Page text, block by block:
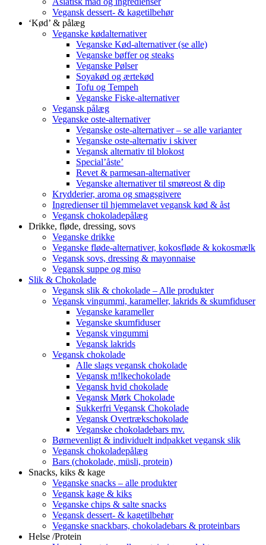
Vegansk dessert- & kagetilbehør
‘Kød’ & pålæg
Veganske kødalternativer
Veganske Kød-alternativer (se alle)
Veganske bøffer og steaks
Veganske Pølser
Soyakød og ærtekød
Tofu og Tempeh
Veganske Fiske-alternativer
Vegansk pålæg
Veganske oste-alternativer
Veganske oste-alternativer – se alle varianter
Veganske oste-alternativ i skiver
Vegansk alternativ til blokost
Special’åste’
Revet & parmesan-alternativer
Veganske alternativer til smøreost & dip
Krydderier, aroma og smagsgivere
Ingredienser til hjemmelavet vegansk kød & åst
Vegansk chokoladepålæg
Drikke, fløde, dressing, sovs
Veganske drikke
Veganske fløde-alternativer, kokosfløde & kokosmælk
Vegansk sovs, dressing & mayonnaise
Vegansk suppe og miso
Slik & Chokolade
Vegansk slik & chokolade – Alle produkter
Vegansk vingummi, karameller, lakrids & skumfiduser
Veganske karameller
Veganske skumfiduser
Vegansk vingummi
Vegansk lakrids
Vegansk chokolade
Alle slags vegansk chokolade
Vegansk m!lkechokolade
Vegansk hvid chokolade
Vegansk Mørk Chokolade
Sukkerfri Vegansk Chokolade
Vegansk Overtrækschokolade
Veganske chokoladebars mv.
Børnevenligt & individuelt indpakket vegansk slik
Vegansk chokoladepålæg
Bars (chokolade, müsli, protein)
Snacks, kiks & kage
Veganske snacks – alle produkter
Vegansk kage & kiks
Veganske chips & salte snacks
Vegansk dessert- & kagetilbehør
Veganske snackbars, chokoladebars & proteinbars
Helse /Protein